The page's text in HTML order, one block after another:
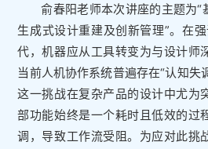
俞春阳老师本次讲座的主题为“
生成式设计重建及创新管理”。在
代，机器应从工具转变为与设计师
当前人机协作系统普遍存在“认知失
这一挑战在复杂产品的设计中尤为
部功能始终是一个耗时且低效的过
调，导致工作流受阻。为应对此挑